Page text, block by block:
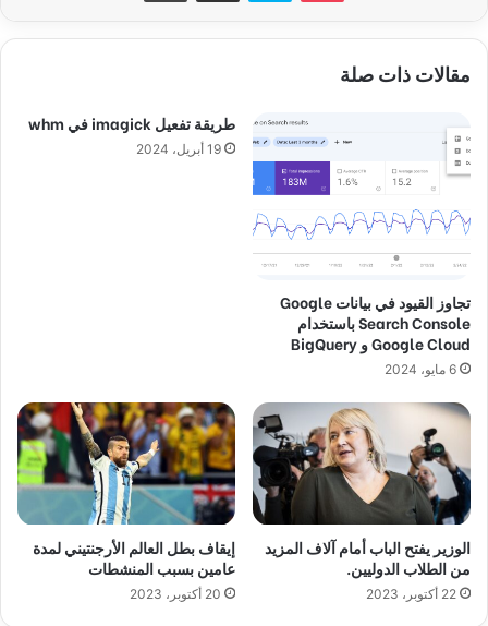
مقالات ذات صلة
تجاوز القيود في بيانات Google
Search Console باستخدام
Google Cloud و BigQuery
6 مايو، 2024
طريقة تفعيل imagick في whm
19 أبريل، 2024
الوزير يفتح الباب أمام آلاف المزيد
من الطلاب الدوليين.
22 أكتوبر، 2023
إيقاف بطل العالم الأرجنتيني لمدة
عامين بسبب المنشطات
20 أكتوبر، 2023